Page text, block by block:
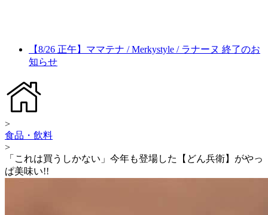
【8/26 正午】ママテナ / Merkystyle / ラナーヌ 終了のお
知らせ
>
食品・飲料
>
「これは買うしかない」今年も登場した【どん兵衛】がやっ
ぱ美味い!!